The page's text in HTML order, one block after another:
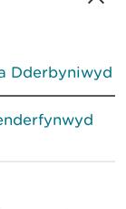
Dderbyniwyd